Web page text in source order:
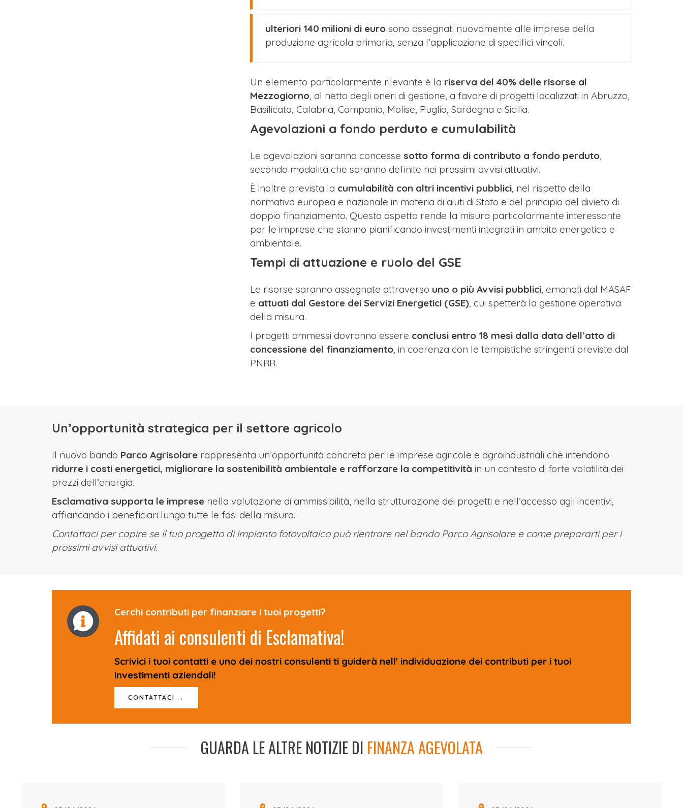
ulteriori 140 milioni di euro sono assegnati nuovamente alle imprese della
produzione agricola primaria, senza l’applicazione di specifici vincoli.
Un elemento particolarmente rilevante è la riserva del 40% delle risorse al
Mezzogiorno, al netto degli oneri di gestione, a favore di progetti localizzati in Abruzzo,
Basilicata, Calabria, Campania, Molise, Puglia, Sardegna e Sicilia.
Agevolazioni a fondo perduto e cumulabilità
Le agevolazioni saranno concesse sotto forma di contributo a fondo perduto,
secondo modalità che saranno definite nei prossimi avvisi attuativi.
È inoltre prevista la cumulabilità con altri incentivi pubblici, nel rispetto della
normativa europea e nazionale in materia di aiuti di Stato e del principio del divieto di
doppio finanziamento. Questo aspetto rende la misura particolarmente interessante
per le imprese che stanno pianificando investimenti integrati in ambito energetico e
ambientale.
Tempi di attuazione e ruolo del GSE
Le risorse saranno assegnate attraverso uno o più Avvisi pubblici, emanati dal MASAF
e attuati dal Gestore dei Servizi Energetici (GSE), cui spetterà la gestione operativa
della misura.
I progetti ammessi dovranno essere conclusi entro 18 mesi dalla data dell’atto di
concessione del finanziamento, in coerenza con le tempistiche stringenti previste dal
PNRR.
Un’opportunità strategica per il settore agricolo
Il nuovo bando Parco Agrisolare rappresenta un’opportunità concreta per le imprese agricole e agroindustriali che intendono
ridurre i costi energetici, migliorare la sostenibilità ambientale e rafforzare la competitività in un contesto di forte volatilità dei
prezzi dell’energia.
Esclamativa supporta le imprese nella valutazione di ammissibilità, nella strutturazione dei progetti e nell’accesso agli incentivi,
affiancando i beneficiari lungo tutte le fasi della misura.
Contattaci per capire se il tuo progetto di impianto fotovoltaico può rientrare nel bando Parco Agrisolare e come prepararti per i
prossimi avvisi attuativi.
Cerchi contributi per finanziare i tuoi progetti?
Affidati ai consulenti di Esclamativa!
Scrivici i tuoi contatti e uno dei nostri consulenti ti guiderà nell' individuazione dei contributi per i tuoi
investimenti aziendali!
CONTATTACI →
GUARDA LE ALTRE NOTIZIE DI FINANZA AGEVOLATA